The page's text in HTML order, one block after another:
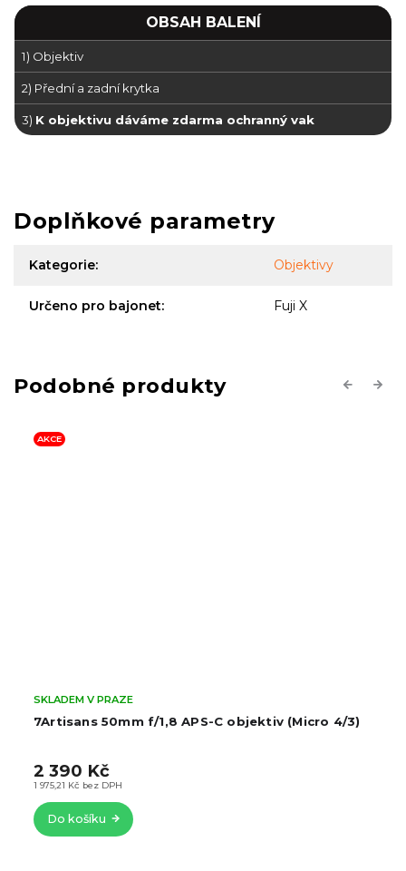
OBSAH BALENÍ
1) Objektiv
2) Přední a zadní krytka
3) K objektivu dáváme zdarma ochranný vak
Doplňkové parametry
Kategorie: Objektivy
Určeno pro bajonet: Fuji X
Previous
AKCE
7Artisans 50mm f/1,8 APS-C objektiv (Micro 4/3)
SKLADEM V PRAZE
1 975,21 Kč bez DPH
2 390 Kč
Do košíku
Next